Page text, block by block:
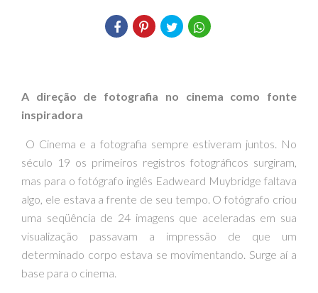
A direção de fotografia no cinema como fonte
inspiradora
O Cinema e a fotografia sempre estiveram juntos. No
século 19 os primeiros registros fotográficos surgiram,
mas para o fotógrafo inglês Eadweard Muybridge faltava
algo, ele estava a frente de seu tempo. O fotógrafo criou
uma seqüência de 24 imagens que aceleradas em sua
visualização passavam a impressão de que um
determinado corpo estava se movimentando. Surge aí a
base para o cinema.